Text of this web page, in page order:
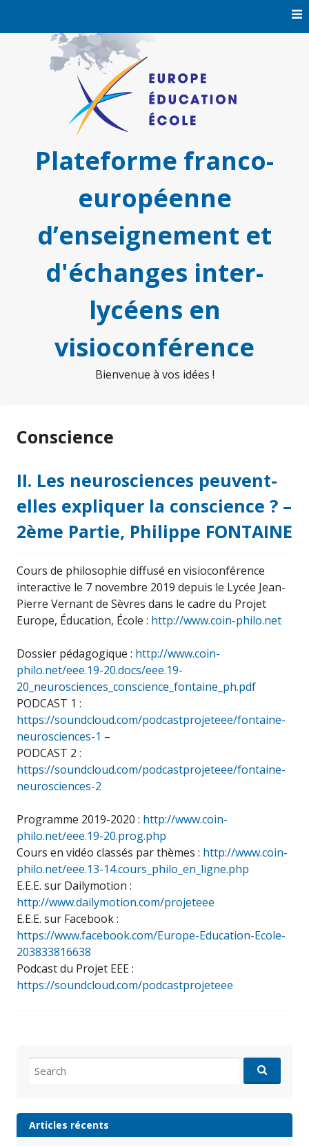
Plateforme franco-
européenne
d’enseignement et
d'échanges inter-
lycéens en
visioconférence
Bienvenue à vos idées !
Conscience
II. Les neurosciences peuvent-
elles expliquer la conscience ? –
2ème Partie, Philippe FONTAINE
Cours de philosophie diffusé en visioconférence
interactive le 7 novembre 2019 depuis le Lycée Jean-
Pierre Vernant de Sèvres dans le cadre du Projet
Europe, Éducation, École : http://www.coin-philo.net
Dossier pédagogique : http://www.coin-
philo.net/eee.19-20.docs/eee.19-
20_neurosciences_conscience_fontaine_ph.pdf
PODCAST 1 :
https://soundcloud.com/podcastprojeteee/fontaine-
neurosciences-1 –
PODCAST 2 :
https://soundcloud.com/podcastprojeteee/fontaine-
neurosciences-2
Programme 2019-2020 : http://www.coin-
philo.net/eee.19-20.prog.php
Cours en vidéo classés par thèmes : http://www.coin-
philo.net/eee.13-14.cours_philo_en_ligne.php
E.E.E. sur Dailymotion :
http://www.dailymotion.com/projeteee
E.E.E. sur Facebook :
https://www.facebook.com/Europe-Education-Ecole-
203833816638
Podcast du Projet EEE :
https://soundcloud.com/podcastprojeteee
for:
Articles récents